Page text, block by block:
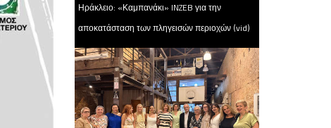
Ηράκλειο: «Καμπανάκι» INZEB για την
αποκατάσταση των πληγεισών περιοχών (vid)